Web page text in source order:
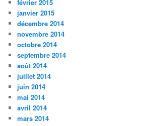
février 2015
janvier 2015
décembre 2014
novembre 2014
octobre 2014
septembre 2014
août 2014
juillet 2014
juin 2014
mai 2014
avril 2014
mars 2014